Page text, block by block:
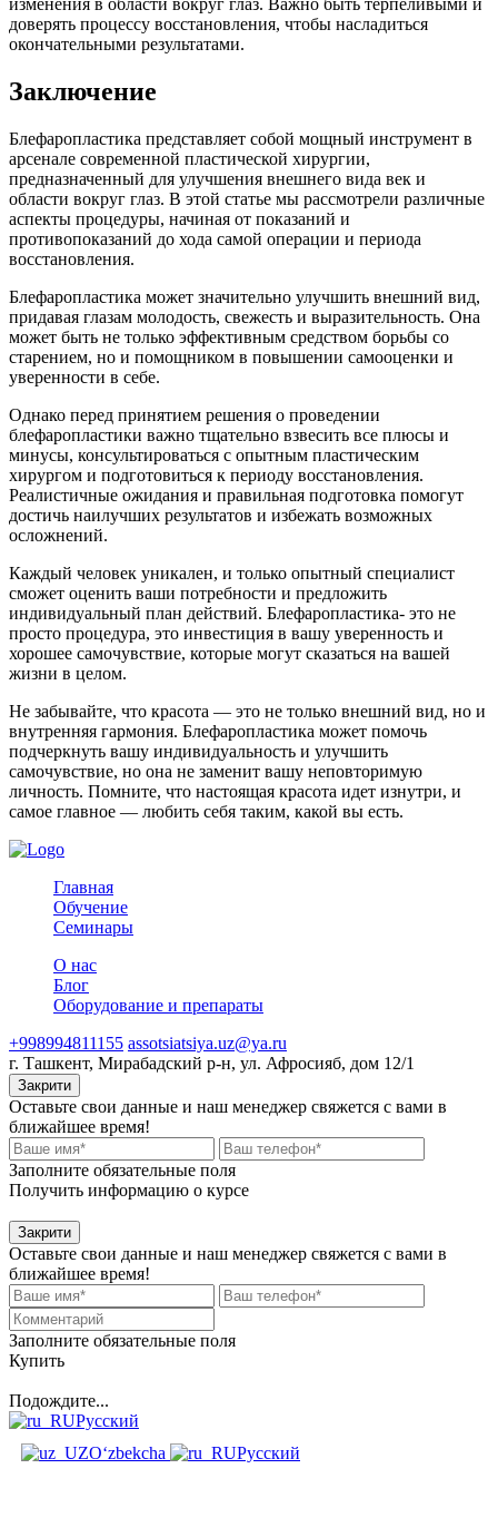
изменения в области вокруг глаз. Важно быть терпеливыми и
доверять процессу восстановления, чтобы насладиться
окончательными результатами.
Заключение
Блефаропластика представляет собой мощный инструмент в
арсенале современной пластической хирургии,
предназначенный для улучшения внешнего вида век и
области вокруг глаз. В этой статье мы рассмотрели различные
аспекты процедуры, начиная от показаний и
противопоказаний до хода самой операции и периода
восстановления.
Блефаропластика может значительно улучшить внешний вид,
придавая глазам молодость, свежесть и выразительность. Она
может быть не только эффективным средством борьбы со
старением, но и помощником в повышении самооценки и
уверенности в себе.
Однако перед принятием решения о проведении
блефаропластики важно тщательно взвесить все плюсы и
минусы, консультироваться с опытным пластическим
хирургом и подготовиться к периоду восстановления.
Реалистичные ожидания и правильная подготовка помогут
достичь наилучших результатов и избежать возможных
осложнений.
Каждый человек уникален, и только опытный специалист
сможет оценить ваши потребности и предложить
индивидуальный план действий. Блефаропластика- это не
просто процедура, это инвестиция в вашу уверенность и
хорошее самочувствие, которые могут сказаться на вашей
жизни в целом.
Не забывайте, что красота — это не только внешний вид, но и
внутренняя гармония. Блефаропластика может помочь
подчеркнуть вашу индивидуальность и улучшить
самочувствие, но она не заменит вашу неповторимую
личность. Помните, что настоящая красота идет изнутри, и
самое главное — любить себя таким, какой вы есть.
Главная
Обучение
Семинары
О нас
Блог
Оборудование и препараты
+998994811155 assotsiatsiya.uz@ya.ru
г. Ташкент, Мирабадский р-н, ул. Афросияб, дом 12/1
Закрити
Оставьте свои данные и наш менеджер свяжется с вами в
ближайшее время!
Заполните обязательные поля
Получить информацию о курсе
Закрити
Оставьте свои данные и наш менеджер свяжется с вами в
ближайшее время!
Заполните обязательные поля
Купить
Подождите...
Русский
O‘zbekcha
Русский